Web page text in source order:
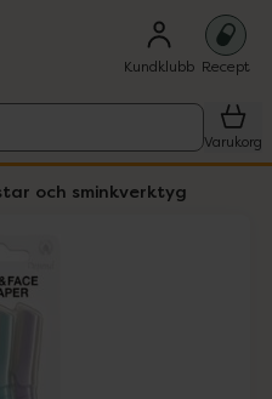
Kundklubb Recept
Varukorg
och sminkverktyg
objekt.